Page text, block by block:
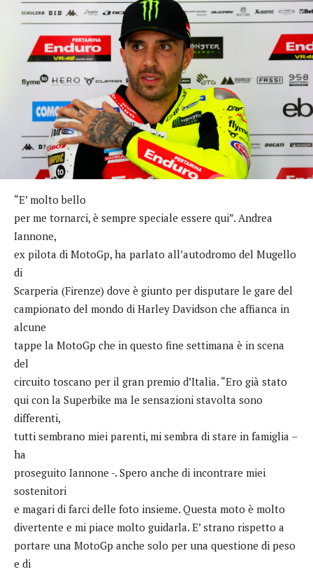
“E’ molto bello
per me tornarci, è sempre speciale essere qui”. Andrea
Iannone,
ex pilota di MotoGp, ha parlato all’autodromo del Mugello
di
Scarperia (Firenze) dove è giunto per disputare le gare del
campionato del mondo di Harley Davidson che affianca in
alcune
tappe la MotoGp che in questo fine settimana è in scena
del
circuito toscano per il gran premio d’Italia. “Ero già stato
qui con la Superbike ma le sensazioni stavolta sono
differenti,
tutti sembrano miei parenti, mi sembra di stare in famiglia –
ha
proseguito Iannone -. Spero anche di incontrare miei
sostenitori
e magari di farci delle foto insieme. Questa moto è molto
divertente e mi piace molto guidarla. E’ strano rispetto a
portare una MotoGp anche solo per una questione di peso
e di